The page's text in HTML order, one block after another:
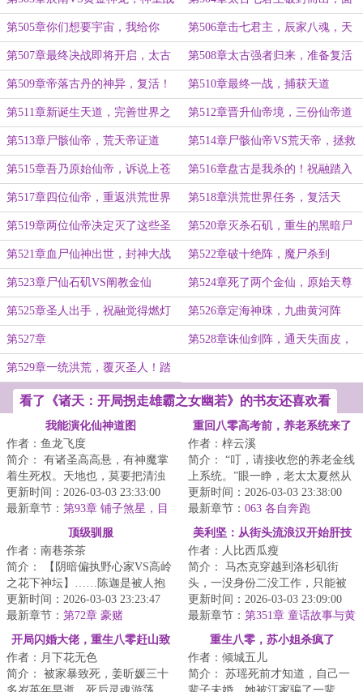
力 见秦风
第505章你们想要宇宙，我给你
们，但有条件
第506章击七君主，辰家八魂，天
阶高手
第507章最终决战即将开启，太古
众神回归
第508章太古强者归来，准备复活
独孤小败
第509章帝落古丹的神异，复活！ 第510章最终一战，捕获天道
第511章新诞生天道，完善世界之
主盖世帝法
第512章晋升仙帝境，三份仙帝道
果
第513章尸骸仙帝，荒天帝证道 第514章尸骸仙帝VS荒天帝，拯救
帝骨哥
第515章吾乃原始仙帝，诉说上苍
之上！
第516章盘古是我杀的！祝融踏入
仙帝境界！
第517章四位仙帝，重返洪荒世界 第518章洪荒世界任务，复活天
后，以及祖巫
第519章两位仙帝决定灭了这些圣
人
第520章灭杀石矶，重生的黑暗尸
仙
第521章血尸仙神出世，封神大战
起
第522章破十绝阵，魔尸杀到
第523章尸仙石矶VS阐教金仙 第524章死了两个金仙，原始天尊
来了！
第525章圣人出手，祝融觉得燃灯
是个人才
第526章定海神珠，九曲黄河阵
第527章 第528章诛仙剑阵，通天失面皮，
第529章一统洪荒，覆灭圣人！踏
入祭道之上大结局
看了《诸天：开局拐走雄霸之女幽若》的书友还喜欢看
我能演化仙神道图
作者：鱼龙飞度
简介： 有诸圣高高悬，有神魔掌
着生死权。天地也，莫要把清浊
分辨，咱也趁乱成个仙！
<...
更新时间：2026-03-03 23:33:00
最新章节： 第93章 铺子煞星，目
标通宝月中拍卖会
重回八零高考前，养老系统来了
作者：梓云溪
简介： “叮，请接收您的养老金线
上系统。”眼一睁，老太太夏然从
2025重返1980。
更新时间：2026-03-03 23:38:00
最新章节： 063 各自奔跑
顶级驯服
作者：南巷茶茶
简介： 【阴暗偏执野心家VS高岭
之花下神坛】……陈迦是被人抱
错的真千金。
...
更新时间：2026-03-03 23:23:47
最新章节： 第72章 豪赌
美利坚：从街头流浪汉开始肝技
能
作者：人比西瓜瘦
简介： 马杰克穿越到洛杉矶街
头，一没身份二没工作，只能被
迫成为一名拾荒者。
更新时间：2026-03-03 23:09:00
最新章节： 第351章 童话故事与黄
毛辣妹
开局闪婚大佬，重生八零赶山致
富
作者：月下花无色
简介： 被家暴致死，姜昕媛三十
重生八零，苏小姐杀疯了
作者：倾城五儿
简介： 苏瑶死前才知道，自己一